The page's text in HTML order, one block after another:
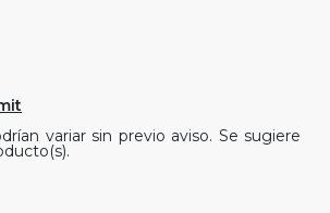
variar sin previo aviso. Se sugiere